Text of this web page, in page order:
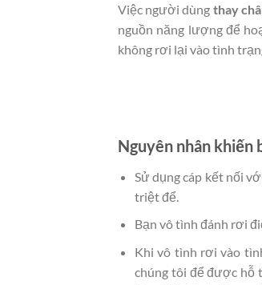
Việc người dùng thay
nguồn năng lượng để
không rơi lại vào tình
Nguyên nhân khiến
Sử dụng cáp kết nối
triệt để.
Bạn vô tình đánh rơi
Khi vô tình rơi vào
chúng tôi để được hỗ